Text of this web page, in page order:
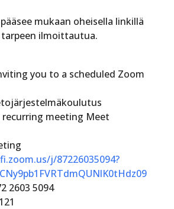
mukaan oheisella linkillä
tarpeen ilmoittautua.
you to a scheduled Zoom
recurring meeting Meet
j/87226035094?
2603 5094